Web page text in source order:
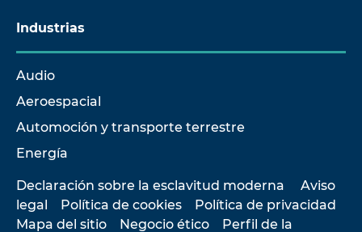
Industrias
Audio
Aeroespacial
Automoción y transporte terrestre
Energía
Declaración sobre la esclavitud moderna
Aviso
legal
Política de cookies
Política de privacidad
Mapa del sitio
Negocio ético Perfil de la